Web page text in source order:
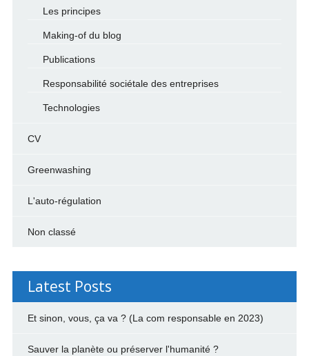
Les principes
Making-of du blog
Publications
Responsabilité sociétale des entreprises
Technologies
CV
Greenwashing
L'auto-régulation
Non classé
Latest Posts
Et sinon, vous, ça va ? (La com responsable en 2023)
Sauver la planète ou préserver l'humanité ?